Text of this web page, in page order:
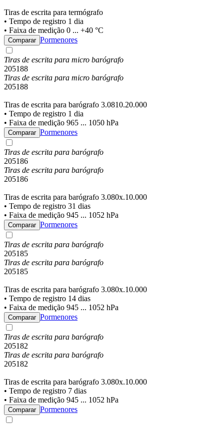
Tiras de escrita para termógrafo
• Tempo de registro 1 dia
• Faixa de medição 0 ... +40 °C
Comparar Pormenores
Tiras de escrita para micro barógrafo
205188
Tiras de escrita para micro barógrafo
205188
Tiras de escrita para barógrafo 3.0810.20.000
• Tempo de registro 1 dia
• Faixa de medição 965 ... 1050 hPa
Comparar Pormenores
Tiras de escrita para barógrafo
205186
Tiras de escrita para barógrafo
205186
Tiras de escrita para barógrafo 3.080x.10.000
• Tempo de registro 31 dias
• Faixa de medição 945 ... 1052 hPa
Comparar Pormenores
Tiras de escrita para barógrafo
205185
Tiras de escrita para barógrafo
205185
Tiras de escrita para barógrafo 3.080x.10.000
• Tempo de registro 14 dias
• Faixa de medição 945 ... 1052 hPa
Comparar Pormenores
Tiras de escrita para barógrafo
205182
Tiras de escrita para barógrafo
205182
Tiras de escrita para barógrafo 3.080x.10.000
• Tempo de registro 7 dias
• Faixa de medição 945 ... 1052 hPa
Comparar Pormenores